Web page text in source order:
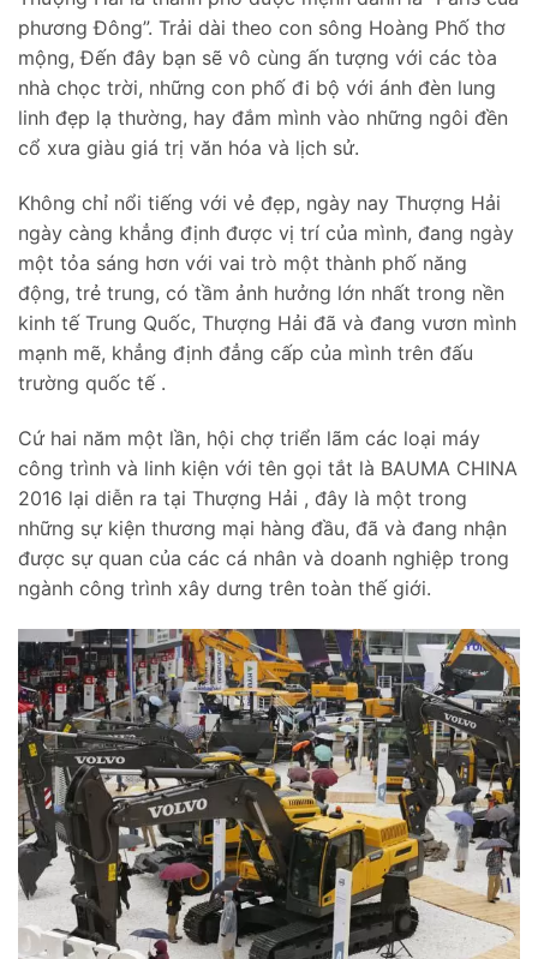
phương Đông”. Trải dài theo con sông Hoàng Phố thơ
mộng, Đến đây bạn sẽ vô cùng ấn tượng với các tòa
nhà chọc trời, những con phố đi bộ với ánh đèn lung
linh đẹp lạ thường, hay đắm mình vào những ngôi đền
cổ xưa giàu giá trị văn hóa và lịch sử.
Không chỉ nổi tiếng với vẻ đẹp, ngày nay Thượng Hải
ngày càng khẳng định được vị trí của mình, đang ngày
một tỏa sáng hơn với vai trò một thành phố năng
động, trẻ trung, có tầm ảnh hưởng lớn nhất trong nền
kinh tế Trung Quốc, Thượng Hải đã và đang vươn mình
mạnh mẽ, khẳng định đẳng cấp của mình trên đấu
trường quốc tế .
Cứ hai năm một lần, hội chợ triển lãm các loại máy
công trình và linh kiện với tên gọi tắt là BAUMA CHINA
2016 lại diễn ra tại Thượng Hải , đây là một trong
những sự kiện thương mại hàng đầu, đã và đang nhận
được sự quan của các cá nhân và doanh nghiệp trong
ngành công trình xây dưng trên toàn thế giới.